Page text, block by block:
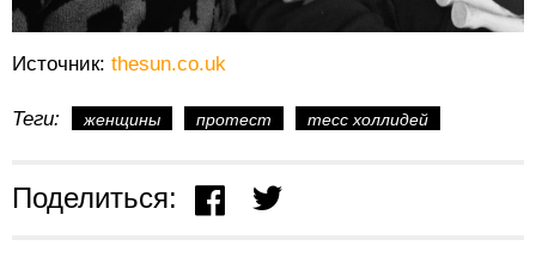
Источник: thesun.co.uk
Теги: женщины протест тесс холлидей
Поделиться: